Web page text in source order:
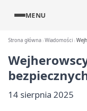
MENU
Strona główna Wiadomości
14 sierpnia 2025